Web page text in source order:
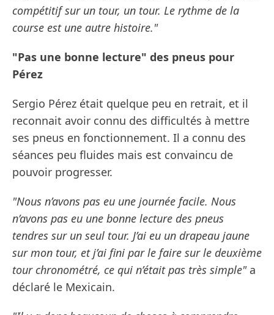
compétitif sur un tour, un tour. Le rythme de la
course est une autre histoire."
"Pas une bonne lecture" des pneus pour
Pérez
Sergio Pérez était quelque peu en retrait, et il
reconnait avoir connu des difficultés à mettre
ses pneus en fonctionnement. Il a connu des
séances peu fluides mais est convaincu de
pouvoir progresser.
"Nous n’avons pas eu une journée facile. Nous
n’avons pas eu une bonne lecture des pneus
tendres sur un seul tour. J’ai eu un drapeau jaune
sur mon tour, et j’ai fini par le faire sur le deuxième
tour chronométré, ce qui n’était pas très simple"a
déclaré le Mexicain.